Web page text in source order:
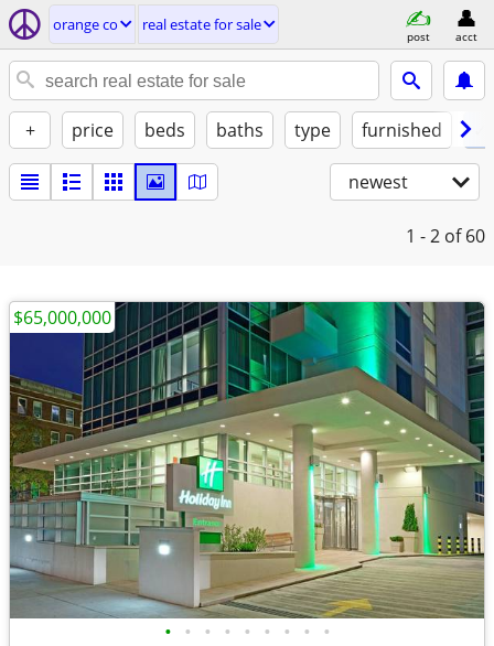
orange co real estate for sale
post acct
+ price beds baths type furnished
newest
1 - 2 of 60
• • • • • • • • •
$65,000,000